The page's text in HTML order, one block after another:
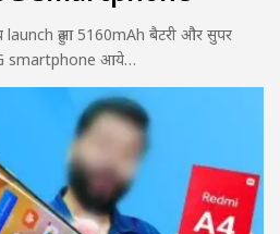
launch हुआ 5160mAh बैटरी और सुपर
smartphone आये…